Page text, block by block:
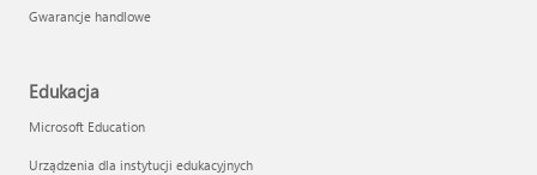
Gwarancje handlowe
Edukacja
Microsoft Education
Urządzenia dla instytucji edukacyjnych